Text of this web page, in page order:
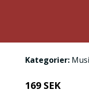
Kategorier:
169 SEK